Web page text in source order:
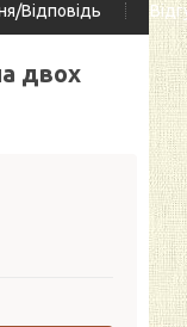
Відповідь
двох